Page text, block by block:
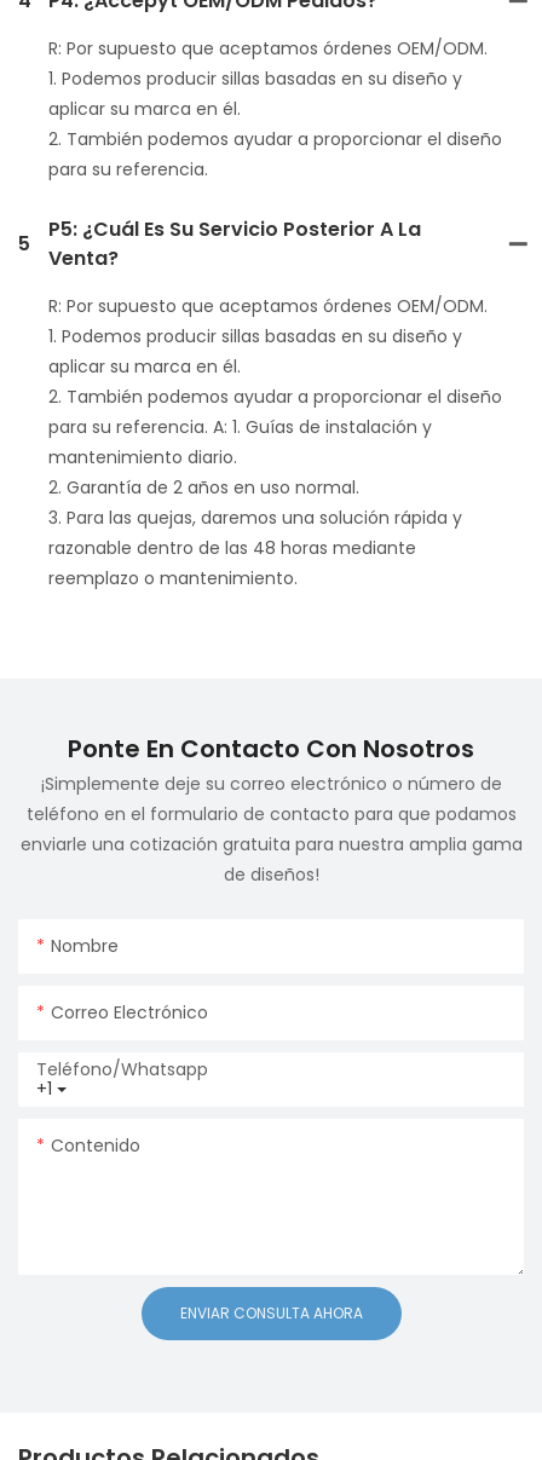
R: Por supuesto que aceptamos órdenes OEM/ODM.
1. Podemos producir sillas basadas en su diseño y
aplicar su marca en él.
2. También podemos ayudar a proporcionar el diseño
para su referencia.
5
P5: ¿Cuál Es Su Servicio Posterior A La
Venta?
R: Por supuesto que aceptamos órdenes OEM/ODM.
1. Podemos producir sillas basadas en su diseño y
aplicar su marca en él.
2. También podemos ayudar a proporcionar el diseño
para su referencia. A: 1. Guías de instalación y
mantenimiento diario.
2. Garantía de 2 años en uso normal.
3. Para las quejas, daremos una solución rápida y
razonable dentro de las 48 horas mediante
reemplazo o mantenimiento.
Ponte En Contacto Con Nosotros
¡Simplemente deje su correo electrónico o número de
teléfono en el formulario de contacto para que podamos
enviarle una cotización gratuita para nuestra amplia gama
de diseños!
Nombre
Correo Electrónico
+1
Teléfono/whatsapp
Contenido
ENVIAR CONSULTA AHORA